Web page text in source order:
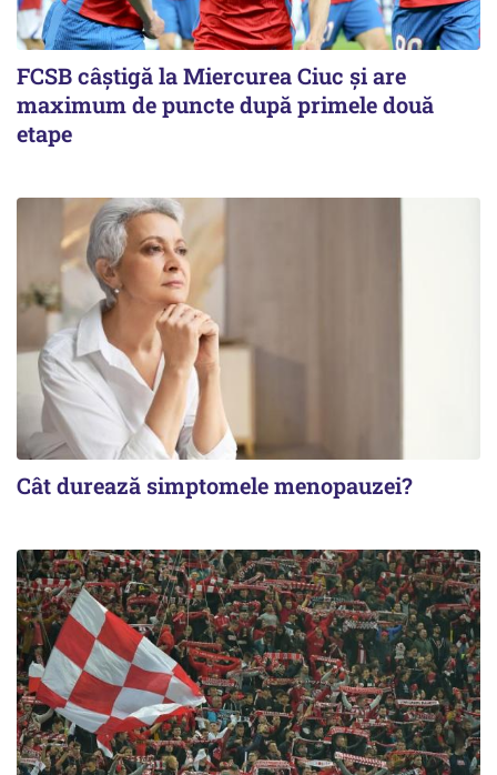
FCSB câştigă la Miercurea Ciuc şi are
maximum de puncte după primele două
etape
Cât durează simptomele menopauzei?